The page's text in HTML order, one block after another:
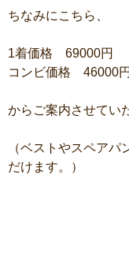
ちなみにこちら、
1着価格 69000円
コンビ価格 46000円
からご案内させてい
（ベストやスペア
だけます。）